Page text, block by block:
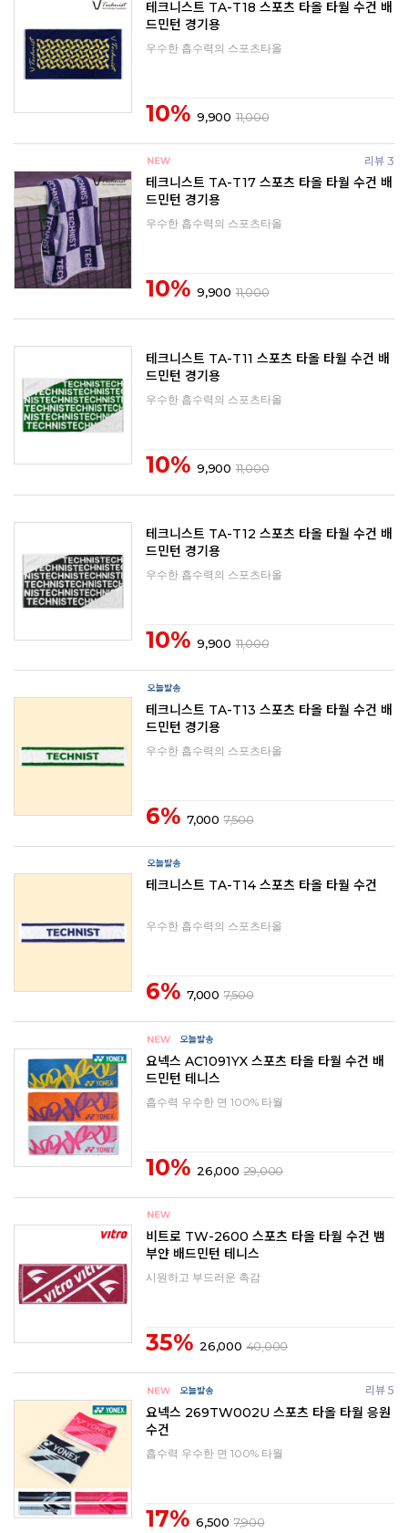
테크니스트 TA-T18 스포츠 타올 타월 수건 배
드민턴 경기용
우수한 흡수력의 스포츠타올
10% 9,900 11,000
리뷰 3
테크니스트 TA-T17 스포츠 타올 타월 수건 배
드민턴 경기용
우수한 흡수력의 스포츠타올
10% 9,900 11,000
테크니스트 TA-T11 스포츠 타올 타월 수건 배
드민턴 경기용
우수한 흡수력의 스포츠타올
10% 9,900 11,000
테크니스트 TA-T12 스포츠 타올 타월 수건 배
드민턴 경기용
우수한 흡수력의 스포츠타올
10% 9,900 11,000
테크니스트 TA-T13 스포츠 타올 타월 수건 배
드민턴 경기용
우수한 흡수력의 스포츠타올
6% 7,000 7,500
테크니스트 TA-T14 스포츠 타올 타월 수건
우수한 흡수력의 스포츠타올
6% 7,000 7,500
요넥스 AC1091YX 스포츠 타올 타월 수건 배
드민턴 테니스
흡수력 우수한 면 100% 타월
10% 26,000 29,000
비트로 TW-2600 스포츠 타올 타월 수건 뱀
부얀 배드민턴 테니스
시원하고 부드러운 촉감
35% 26,000 40,000
리뷰 5
요넥스 269TW002U 스포츠 타올 타월 응원
수건
흡수력 우수한 면 100% 타월
17% 6,500 7,900